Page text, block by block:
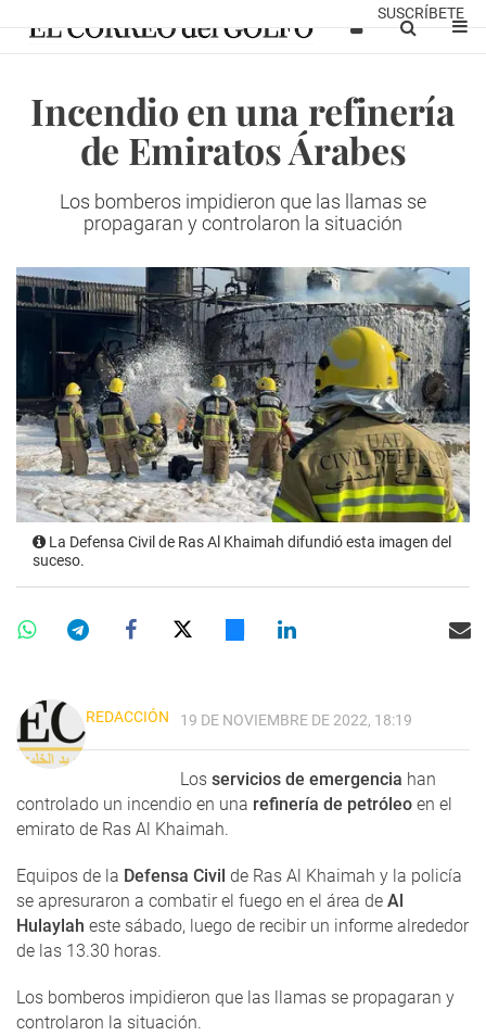
SUSCRÍBETE
Incendio en una refinería
de Emiratos Árabes
Los bomberos impidieron que las llamas se
propagaran y controlaron la situación
La Defensa Civil de Ras Al Khaimah difundió esta imagen del
suceso.
REDACCIÓN 19 DE NOVIEMBRE DE 2022, 18:19
Los servicios de emergencia han
controlado un incendio en una refinería de petróleo en el
emirato de Ras Al Khaimah.
Equipos de la Defensa Civil de Ras Al Khaimah y la policía
se apresuraron a combatir el fuego en el área de Al
Hulaylah este sábado, luego de recibir un informe alrededor
de las 13.30 horas.
Los bomberos impidieron que las llamas se propagaran y
controlaron la situación.